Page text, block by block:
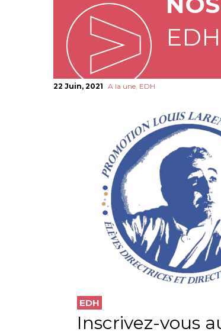
EDH
22 Juin, 2021 A la une, EDH
EDH
Inscrivez-vous